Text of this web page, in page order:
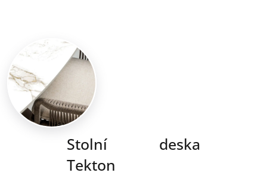
Stolní deska
Tekton